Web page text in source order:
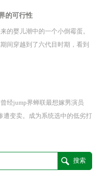
系！？答：老婆。答：未婚
：心怀不轨的监护人。答：可
藏。露赛特压根没注意到随着
出现失去记忆还多了很多竞争
后融合。3、注意！！内涵“年
大爆发裤裤爆炸！！文案写于
）
的可行性
的婴儿潮中的一个小倒霉蛋。
间穿越到了六代目时期，看到
影还瞎了一只眼。于是立下了
经jump界蝉联最想嫁男演员
遭变卖。成为系统选中的低劣打
·抠脚madao表示无所畏惧。